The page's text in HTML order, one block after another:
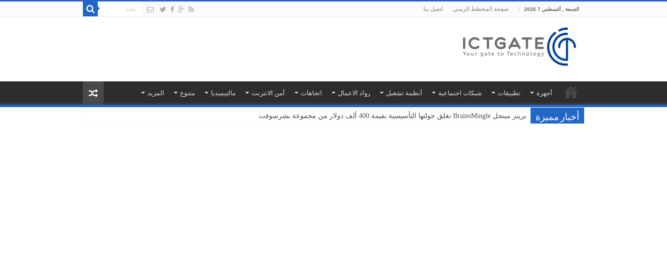
الجمعة , أغسطس 7 2026 صفحة المخطط الزمني اتصل بنا
أجهزة تطبيقات شبكات اجتماعية أنظمة تشغيل رواد الاعمال اتجاهات أمن الانترنت مالتيميديا متنوع المزيد
أخبار مميزة فودافون ونوكيا تختبران سحابة أمازون ويب سيرفيسز لتوسيع نطاق خدمات إنترنت الأشياء